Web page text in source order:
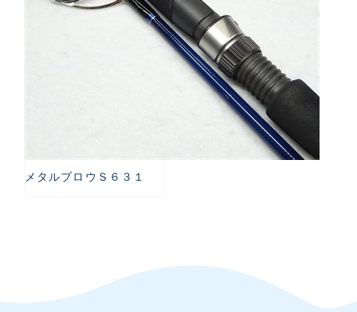
メタルブロウＳ６３１